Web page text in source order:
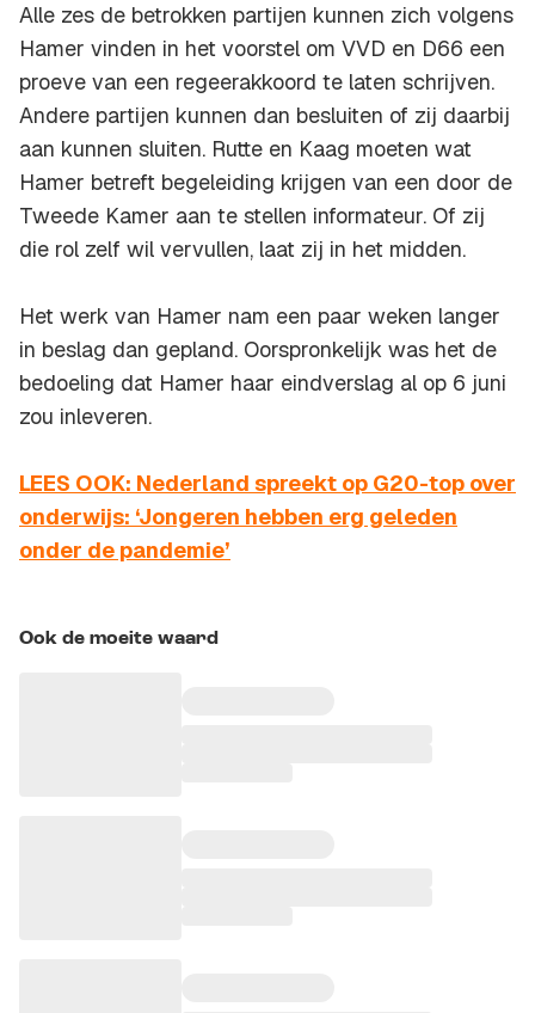
Alle zes de betrokken partijen kunnen zich volgens
Hamer vinden in het voorstel om VVD en D66 een
proeve van een regeerakkoord te laten schrijven.
Andere partijen kunnen dan besluiten of zij daarbij
aan kunnen sluiten. Rutte en Kaag moeten wat
Hamer betreft begeleiding krijgen van een door de
Tweede Kamer aan te stellen informateur. Of zij
die rol zelf wil vervullen, laat zij in het midden.
Het werk van Hamer nam een paar weken langer
in beslag dan gepland. Oorspronkelijk was het de
bedoeling dat Hamer haar eindverslag al op 6 juni
zou inleveren.
LEES OOK: Nederland spreekt op G20-top over
onderwijs: ‘Jongeren hebben erg geleden
onder de pandemie’
Ook de moeite waard